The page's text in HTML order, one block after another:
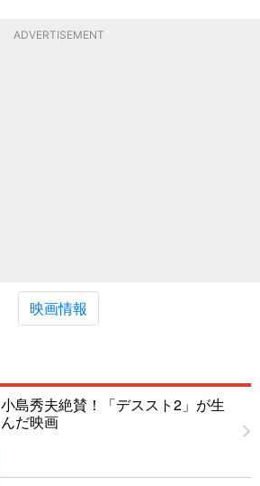
ADVERTISEMENT
映画情報
小島秀夫絶賛！「デススト2」が生
んだ映画